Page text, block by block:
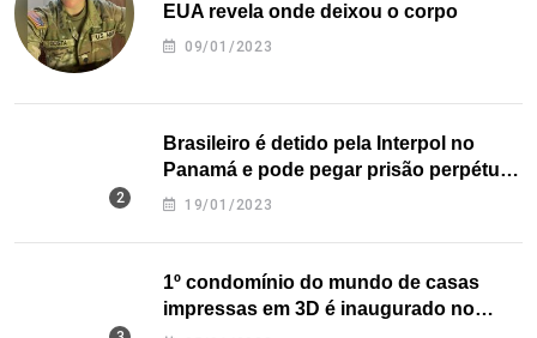
EUA revela onde deixou o corpo
09/01/2023
Brasileiro é detido pela Interpol no
Panamá e pode pegar prisão perpétua
nos EUA
19/01/2023
1º condomínio do mundo de casas
impressas em 3D é inaugurado no